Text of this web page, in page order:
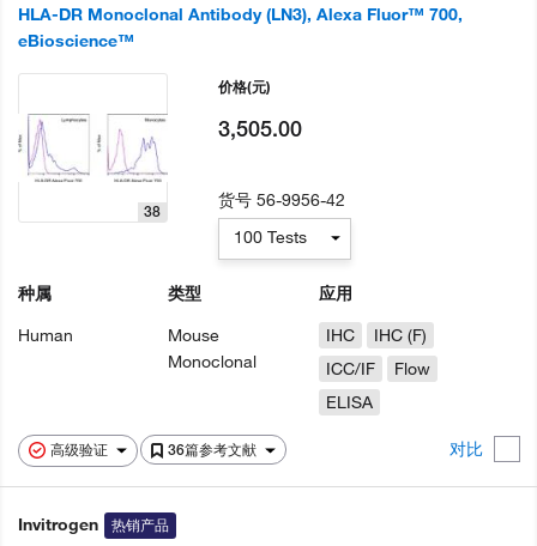
HLA-DR Monoclonal Antibody (LN3), Alexa Fluor™ 700,
eBioscience™
高级验证 36篇参考文献 对比
38
种属
Human
类型
Mouse
Monoclonal
应用
IHC
IHC (F)
ICC/IF
Flow
ELISA
价格(元)
3,505.00
货号56-9956-42
100 Tests
Invitrogen 热销产品